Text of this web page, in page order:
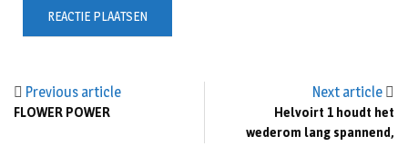
Previous article
FLOWER POWER
Next article
Helvoirt 1 houdt het
wederom lang spannend,